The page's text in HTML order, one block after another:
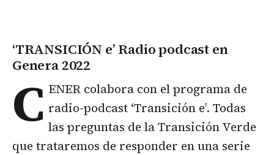
‘TRANSICIÓN e’ Radio podcast en
Genera 2022
C ENER colabora con el programa de
radio-podcast ‘Transición e’. Todas
las preguntas de la Transición Verde
que trataremos de responder en una serie